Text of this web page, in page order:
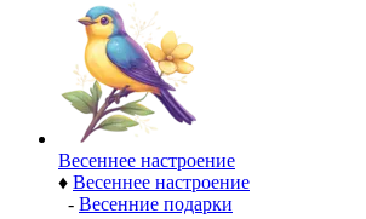
Весеннее настроение
♦ Весеннее настроение
- Весенние подарки